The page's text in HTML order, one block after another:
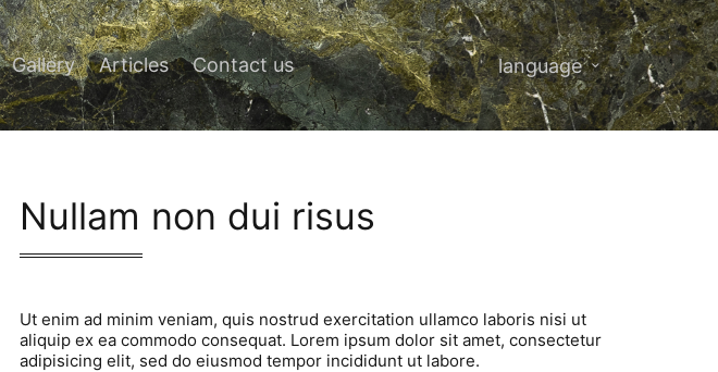
Gallery Articles Contact us language
Nullam non dui risus
Ut enim ad minim veniam, quis nostrud exercitation ullamco laboris nisi ut
aliquip ex ea commodo consequat. Lorem ipsum dolor sit amet, consectetur
adipisicing elit, sed do eiusmod tempor incididunt ut labore.